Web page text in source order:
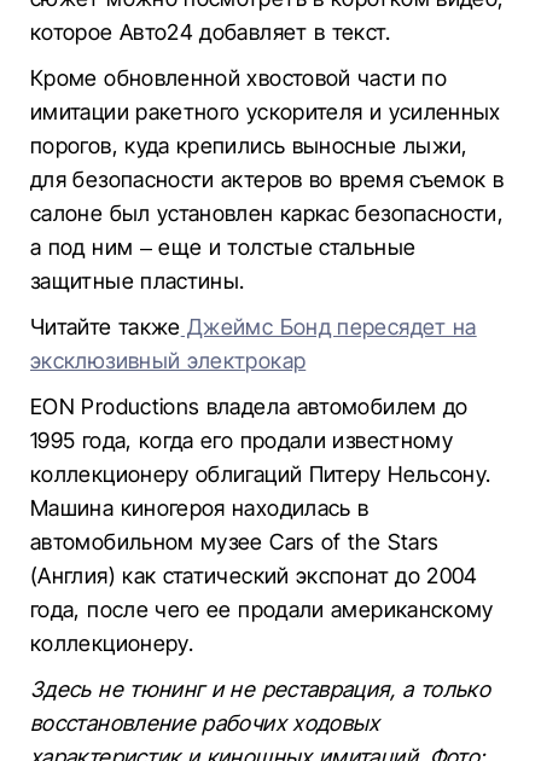
которое Авто24 добавляет в текст.
Кроме обновленной хвостовой части по
имитации ракетного ускорителя и усиленных
порогов, куда крепились выносные лыжи,
для безопасности актеров во время съемок в
салоне был установлен каркас безопасности,
а под ним – еще и толстые стальные
защитные пластины.
Читайте также Джеймс Бонд пересядет на
эксклюзивный электрокар
EON Productions владела автомобилем до
1995 года, когда его продали известному
коллекционеру облигаций Питеру Нельсону.
Машина киногероя находилась в
автомобильном музее Cars of the Stars
(Англия) как статический экспонат до 2004
года, после чего ее продали американскому
коллекционеру.
Здесь не тюнинг и не реставрация, а только
восстановление рабочих ходовых